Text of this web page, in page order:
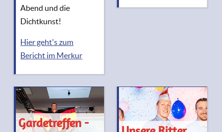
Abend und die
Dichtkunst!
Hier geht's zum
Bericht im Merkur
Gardetreffen -